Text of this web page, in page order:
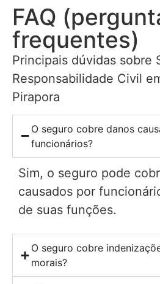
FAQ
frequentes)
Principais dúvidas sobre
Responsabilidade Civil
Pirapora
O seguro cobre danos
funcionários?
Sim, o seguro pode
causados por
de suas funções.
O seguro cobre
morais?